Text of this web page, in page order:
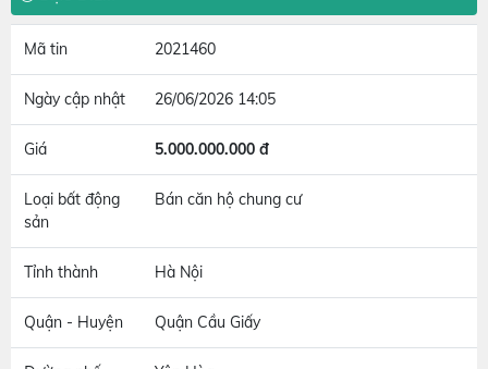
Mã tin 2021460
Ngày cập nhật 26/06/2026 14:05
Giá 5.000.000.000 đ
Loại bất động
sản
Bán căn hộ chung cư
Tỉnh thành Hà Nội
Quận - Huyện Quận Cầu Giấy